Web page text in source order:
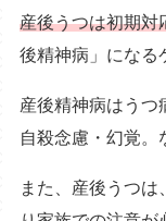
産後うつは初期対
後精神病」になる
産後精神病はうつ
自殺念慮・幻覚。
また、産後うつ